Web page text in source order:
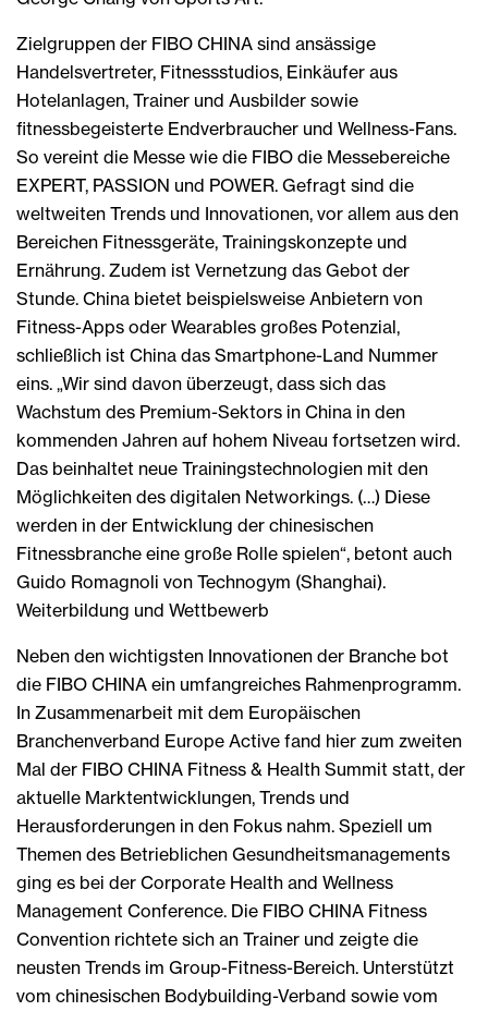
Zielgruppen der FIBO CHINA sind ansässige
Handelsvertreter, Fitnessstudios, Einkäufer aus
Hotelanlagen, Trainer und Ausbilder sowie
fitnessbegeisterte Endverbraucher und Wellness-Fans.
So vereint die Messe wie die FIBO die Messebereiche
EXPERT, PASSION und POWER. Gefragt sind die
weltweiten Trends und Innovationen, vor allem aus den
Bereichen Fitnessgeräte, Trainingskonzepte und
Ernährung. Zudem ist Vernetzung das Gebot der
Stunde. China bietet beispielsweise Anbietern von
Fitness-Apps oder Wearables großes Potenzial,
schließlich ist China das Smartphone-Land Nummer
eins. „Wir sind davon überzeugt, dass sich das
Wachstum des Premium-Sektors in China in den
kommenden Jahren auf hohem Niveau fortsetzen wird.
Das beinhaltet neue Trainingstechnologien mit den
Möglichkeiten des digitalen Networkings. (…) Diese
werden in der Entwicklung der chinesischen
Fitnessbranche eine große Rolle spielen“, betont auch
Guido Romagnoli von Technogym (Shanghai).
Weiterbildung und Wettbewerb
Neben den wichtigsten Innovationen der Branche bot
die FIBO CHINA ein umfangreiches Rahmenprogramm.
In Zusammenarbeit mit dem Europäischen
Branchenverband Europe Active fand hier zum zweiten
Mal der FIBO CHINA Fitness & Health Summit statt, der
aktuelle Marktentwicklungen, Trends und
Herausforderungen in den Fokus nahm. Speziell um
Themen des Betrieblichen Gesundheitsmanagements
ging es bei der Corporate Health and Wellness
Management Conference. Die FIBO CHINA Fitness
Convention richtete sich an Trainer und zeigte die
neusten Trends im Group-Fitness-Bereich. Unterstützt
vom chinesischen Bodybuilding-Verband sowie vom